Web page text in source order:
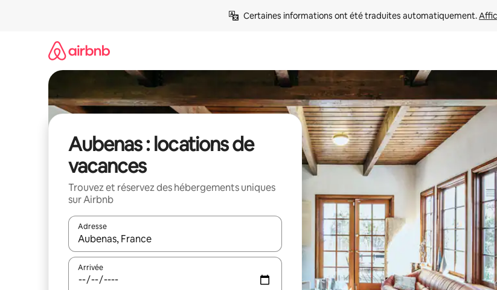
Certaines informations ont été traduites automatiquement.
Aubenas : locations de
vacances
Trouvez et réservez des hébergements uniques
sur Airbnb
Adresse
Lorsque les résultats s'affichent, utilisez les flèches vers le haut et vers le bas pour les parcourir ou en
Arrivée